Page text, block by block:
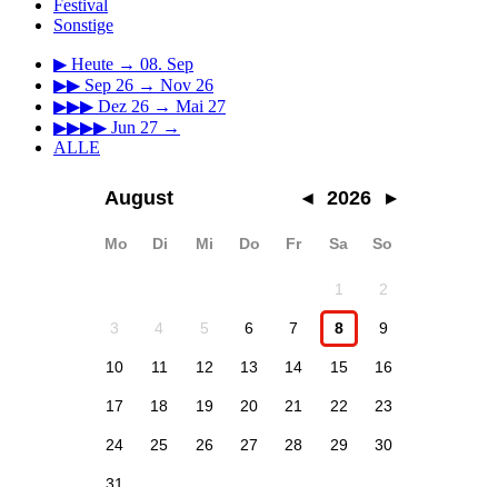
Festival
Sonstige
▶ Heute → 08. Sep
▶▶ Sep 26 → Nov 26
▶▶▶ Dez 26 → Mai 27
▶▶▶▶ Jun 27 →
ALLE
August ◂ 2026 ▸
Mo Di Mi Do Fr Sa So
1 2
3 4 5 6 7 8 9
10 11 12 13 14 15 16
17 18 19 20 21 22 23
24 25 26 27 28 29 30